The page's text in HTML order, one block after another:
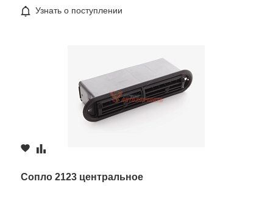
Узнать о поступлении
Сопло 2123 центральное